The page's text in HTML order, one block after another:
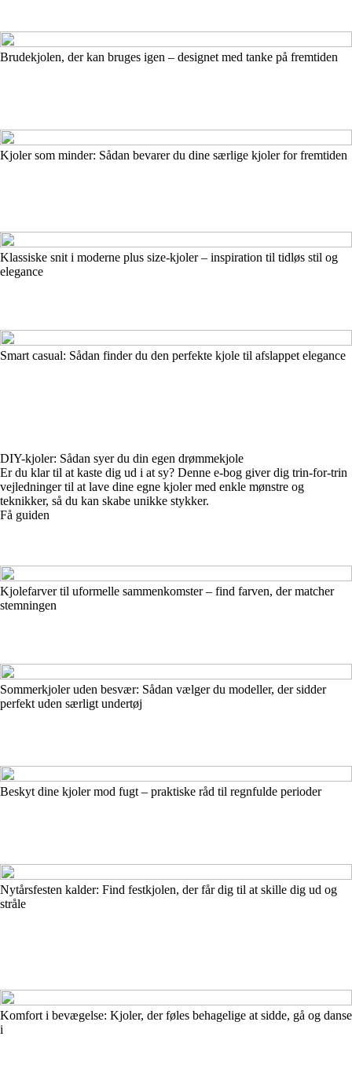
Brudekjolen, der kan bruges igen – designet med tanke på fremtiden
Kjoler som minder: Sådan bevarer du dine særlige kjoler for fremtiden
Klassiske snit i moderne plus size-kjoler – inspiration til tidløs stil og
elegance
Smart casual: Sådan finder du den perfekte kjole til afslappet elegance
DIY-kjoler: Sådan syer du din egen drømmekjole
Er du klar til at kaste dig ud i at sy? Denne e-bog giver dig trin-for-trin
vejledninger til at lave dine egne kjoler med enkle mønstre og
teknikker, så du kan skabe unikke stykker.
Få guiden
Kjolefarver til uformelle sammenkomster – find farven, der matcher
stemningen
Sommerkjoler uden besvær: Sådan vælger du modeller, der sidder
perfekt uden særligt undertøj
Beskyt dine kjoler mod fugt – praktiske råd til regnfulde perioder
Nytårsfesten kalder: Find festkjolen, der får dig til at skille dig ud og
stråle
Komfort i bevægelse: Kjoler, der føles behagelige at sidde, gå og danse
i